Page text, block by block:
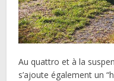
Au quattro et à la
s’ajoute également un